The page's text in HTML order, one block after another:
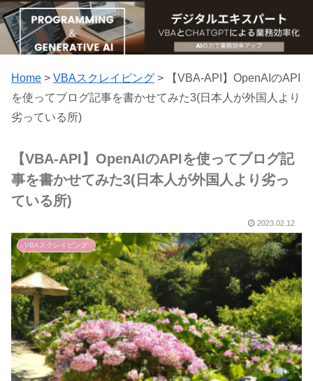
Home > VBAスクレイピング >
【VBA-API】OpenAIのAPI
を使ってブログ記事を書かせてみた3(日本人が外国人より
劣っている所)
【VBA-API】OpenAIのAPIを使ってブログ記
事を書かせてみた3(日本人が外国人より劣っ
ている所)
2023.02.12
VBAスクレイピング